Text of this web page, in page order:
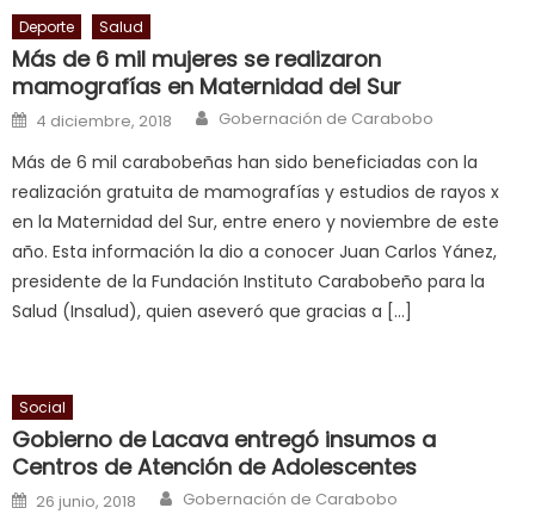
will
smith
is
cuckold,
nice
milf
in
squirting,
आपक
न
भ
क
च
त
Deporte Salud
Más de 6 mil mujeres se realizaron
mamografías en Maternidad del Sur
Posted on
4 diciembre, 2018 Author
Gobernación de Carabobo
Más de 6 mil carabobeñas han sido beneficiadas con la
realización gratuita de mamografías y estudios de rayos x
en la Maternidad del Sur, entre enero y noviembre de este
año. Esta información la dio a conocer Juan Carlos Yánez,
presidente de la Fundación Instituto Carabobeño para la
Salud (Insalud), quien aseveró que gracias a […]
Social
Gobierno de Lacava entregó insumos a
Centros de Atención de Adolescentes
Posted on
26 junio, 2018 Author
Gobernación de Carabobo